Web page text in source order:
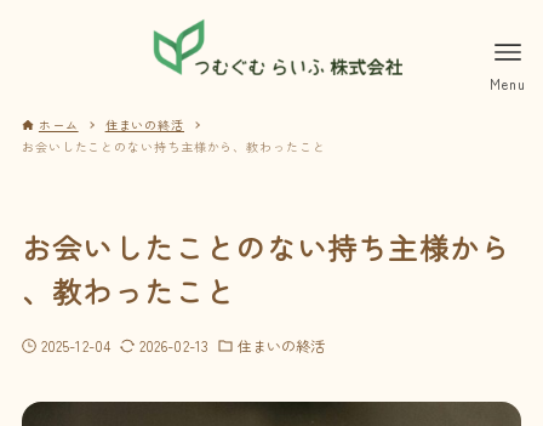
ホーム
住まいの終活
お会いしたことのない持ち主様から、教わったこと
お会いしたことのない持ち主様から
、教わったこと
2025-12-04 2026-02-13 住まいの終活